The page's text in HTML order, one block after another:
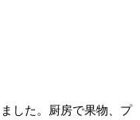
た。厨房で果物、プ